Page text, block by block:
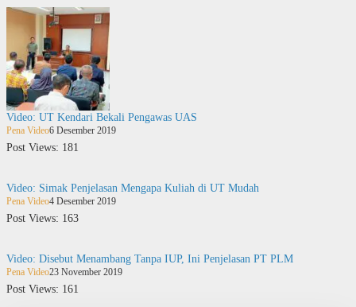
Video: UT Kendari Bekali Pengawas UAS
Pena Video6 Desember 2019
Post Views: 181
Video: Simak Penjelasan Mengapa Kuliah di UT Mudah
Pena Video4 Desember 2019
Post Views: 163
Video: Disebut Menambang Tanpa IUP, Ini Penjelasan PT PLM
Pena Video23 November 2019
Post Views: 161